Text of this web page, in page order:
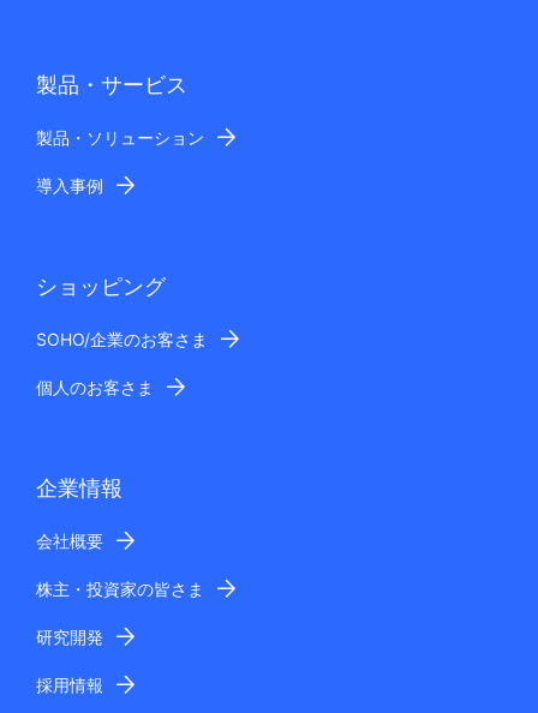
製品・サービス
製品・ソリューション
導入事例
ショッピング
SOHO/企業のお客さま
個人のお客さま
企業情報
会社概要
株主・投資家の皆さま
研究開発
採用情報